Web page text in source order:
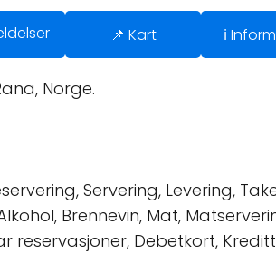
📌 Kart ℹ️
Norge.
Servering, Levering,
Brennevin, Mat,
reservasjoner, Debetkort,